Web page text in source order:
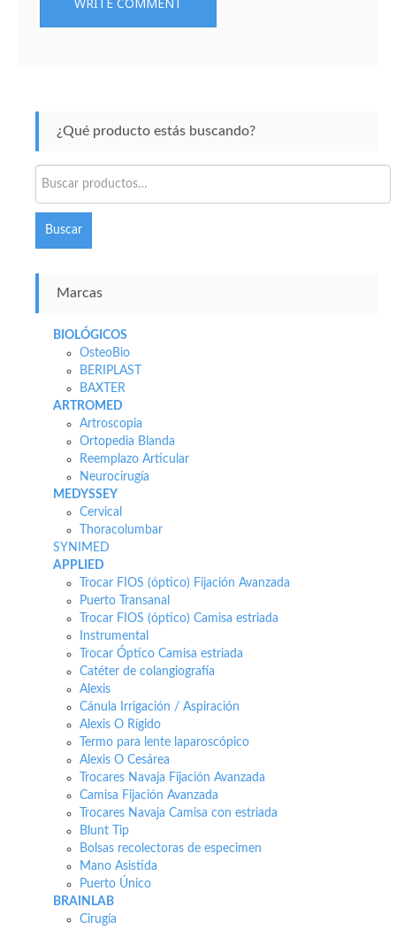
¿Qué producto estás buscando?
por:
Buscar
Marcas
BIOLÓGICOS
OsteoBio
BERIPLAST
BAXTER
ARTROMED
Artroscopia
Ortopedia Blanda
Reemplazo Articular
Neurocirugía
MEDYSSEY
Cervical
Thoracolumbar
SYNIMED
APPLIED
Trocar FIOS (óptico) Fijación Avanzada
Puerto Transanal
Trocar FIOS (óptico) Camisa estriada
Instrumental
Trocar Óptico Camisa estriada
Catéter de colangiografía
Alexis
Cánula Irrigación / Aspiración
Alexis O Rígido
Termo para lente laparoscópico
Alexis O Cesárea
Trocares Navaja Fijación Avanzada
Camisa Fijación Avanzada
Trocares Navaja Camisa con estriada
Blunt Tip
Bolsas recolectoras de especimen
Mano Asistida
Puerto Único
BRAINLAB
Cirugía